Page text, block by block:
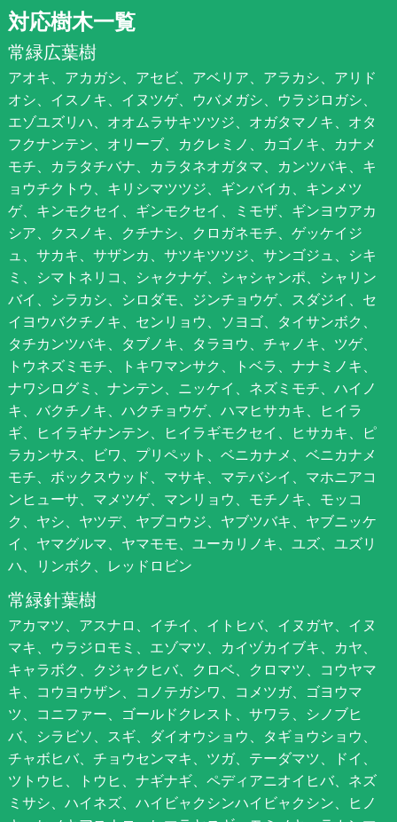
対応樹木一覧
常緑広葉樹
アオキ、アカガシ、アセビ、アベリア、アラカシ、アリド
オシ、イスノキ、イヌツゲ、ウバメガシ、ウラジロガシ、
エゾユズリハ、オオムラサキツツジ、オガタマノキ、オタ
フクナンテン、オリーブ、カクレミノ、カゴノキ、カナメ
モチ、カラタチバナ、カラタネオガタマ、カンツバキ、キ
ョウチクトウ、キリシマツツジ、ギンバイカ、キンメツ
ゲ、キンモクセイ、ギンモクセイ、ミモザ、ギンヨウアカ
シア、クスノキ、クチナシ、クロガネモチ、ゲッケイジ
ュ、サカキ、サザンカ、サツキツツジ、サンゴジュ、シキ
ミ、シマトネリコ、シャクナゲ、シャシャンポ、シャリン
バイ、シラカシ、シロダモ、ジンチョウゲ、スダジイ、セ
イヨウバクチノキ、センリョウ、ソヨゴ、タイサンボク、
タチカンツバキ、タブノキ、タラヨウ、チャノキ、ツゲ、
トウネズミモチ、トキワマンサク、トベラ、ナナミノキ、
ナワシログミ、ナンテン、ニッケイ、ネズミモチ、ハイノ
キ、バクチノキ、ハクチョウゲ、ハマヒサカキ、ヒイラ
ギ、ヒイラギナンテン、ヒイラギモクセイ、ヒサカキ、ピ
ラカンサス、ビワ、プリペット、ベニカナメ、ベニカナメ
モチ、ボックスウッド、マサキ、マテバシイ、マホニアコ
ンヒューサ、マメツゲ、マンリョウ、モチノキ、モッコ
ク、ヤシ、ヤツデ、ヤブコウジ、ヤブツバキ、ヤブニッケ
イ、ヤマグルマ、ヤマモモ、ユーカリノキ、ユズ、ユズリ
ハ、リンボク、レッドロビン
常緑針葉樹
アカマツ、アスナロ、イチイ、イトヒバ、イヌガヤ、イヌ
マキ、ウラジロモミ、エゾマツ、カイヅカイブキ、カヤ、
キャラボク、クジャクヒバ、クロベ、クロマツ、コウヤマ
キ、コウヨウザン、コノテガシワ、コメツガ、ゴヨウマ
ツ、コニファー、ゴールドクレスト、サワラ、シノブヒ
バ、シラビソ、スギ、ダイオウショウ、タギョウショウ、
チャボヒバ、チョウセンマキ、ツガ、テーダマツ、ドイ、
ツトウヒ、トウヒ、ナギナギ、ペディアニオイヒバ、ネズ
ミサシ、ハイネズ、ハイビャクシンハイビャクシン、ヒノ